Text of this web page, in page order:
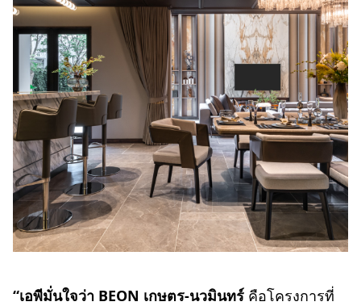
“เอพีมั่นใจว่า BEON เกษตร-นวมินทร์ คือโครงการที่